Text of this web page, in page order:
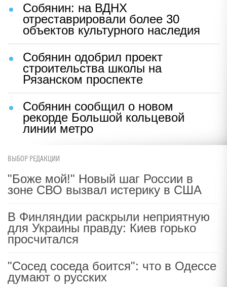
Собянин: на ВДНХ
отреставрировали более 30
объектов культурного наследия
Собянин одобрил проект
строительства школы на
Рязанском проспекте
Собянин сообщил о новом
рекорде Большой кольцевой
линии метро
ВЫБОР РЕДАКЦИИ
"Боже мой!" Новый шаг России в
зоне СВО вызвал истерику в США
В Финляндии раскрыли неприятную
для Украины правду: Киев горько
просчитался
"Сосед соседа боится": что в Одессе
думают о русских